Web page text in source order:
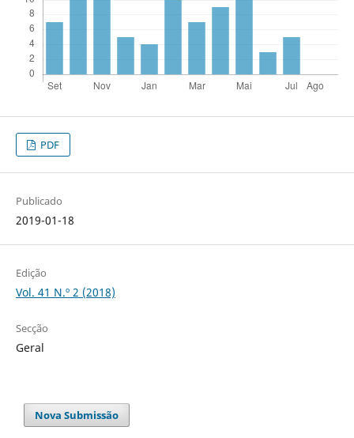
PDF
Publicado
2019-01-18
Edição
Vol. 41 N.º 2 (2018)
Secção
Geral
Nova Submissão